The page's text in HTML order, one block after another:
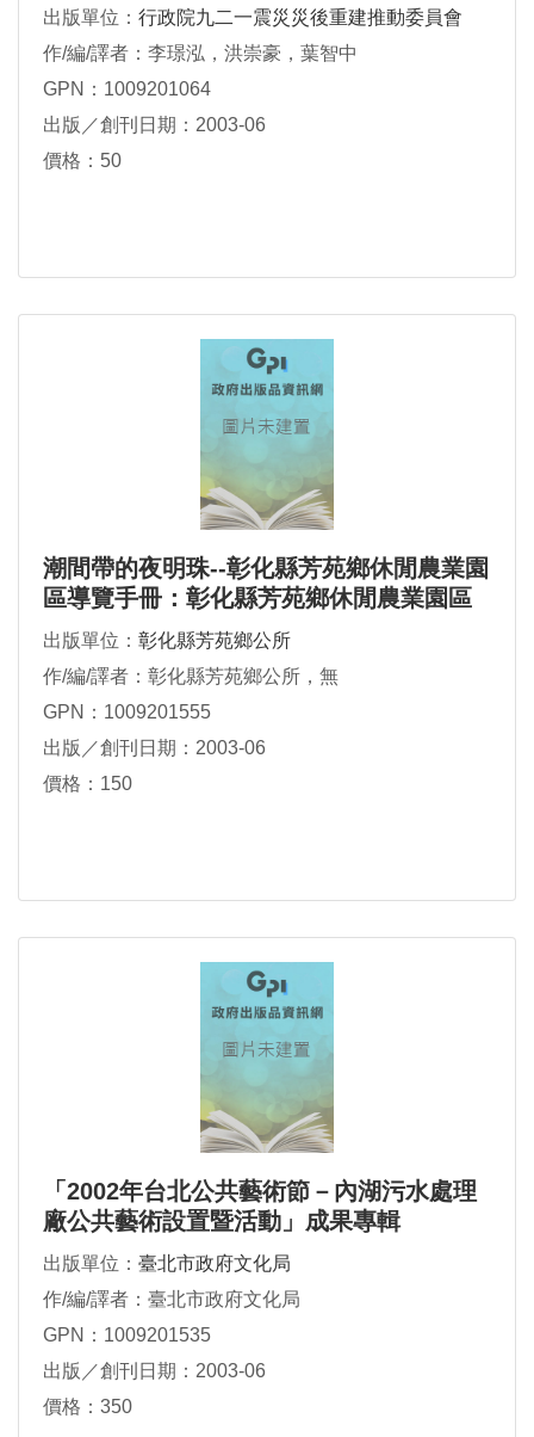
出版單位： 行政院九二一震災災後重建推動委員會
作/編/譯者：李璟泓，洪崇豪，葉智中
GPN：1009201064
出版／創刊日期：2003-06
價格：50
潮間帶的夜明珠--彰化縣芳苑鄉休閒農業園
區導覽手冊：彰化縣芳苑鄉休閒農業園區
導覽手冊
出版單位： 彰化縣芳苑鄉公所
作/編/譯者：彰化縣芳苑鄉公所，無
GPN：1009201555
出版／創刊日期：2003-06
價格：150
「2002年台北公共藝術節－內湖污水處理
廠公共藝術設置暨活動」成果專輯
出版單位： 臺北市政府文化局
作/編/譯者：臺北市政府文化局
GPN：1009201535
出版／創刊日期：2003-06
價格：350